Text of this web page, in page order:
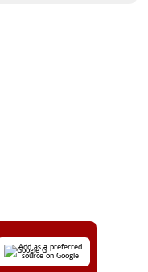
Add as a preferred
source on Google